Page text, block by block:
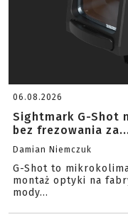
06.08.2026
Sightmark G-Shot
bez frezowania
Damian Niemczuk
G-Shot to
montaż optyki na
mody...